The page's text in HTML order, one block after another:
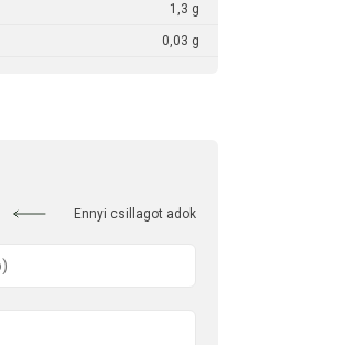
1,3 g
0,03 g
Ennyi csillagot adok